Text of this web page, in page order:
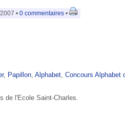
• 0 commentaires •
, Papillon Alphabet Concours Alphabet
de l'Ecole Saint-Charles.